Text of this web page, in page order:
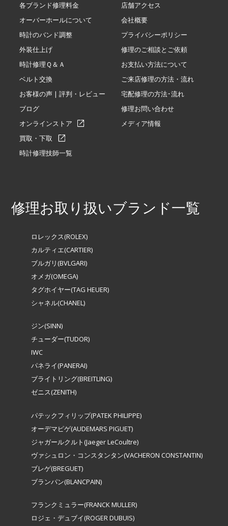
各ブランド修理料金
オーバーホールについて
時計のバンド調整
外装仕上げ
時計修理Ｑ＆Ａ
ベルト交換
お客様の声 | 評判・レビュー
ブログ
オンラインストア
買取・下取
時計修理技師一覧
店舗アクセス
会社概要
プライバシーポリシー
修理のご相談とご依頼
お支払い方法について
ご来店修理の方法・流れ
宅配修理の方法･流れ
修理お問い合わせ
メディア情報
修理お取り扱いブランド一覧
ロレックス(ROLEX)
カルティエ(CARTIER)
ブルガリ(BVLGARI)
オメガ(OMEGA)
タグホイヤー(TAG HEUER)
シャネル(CHANEL)
ジン(SINN)
チューダー(TUDOR)
IWC
パネライ(PANERAI)
ブライトリング(BREITLING)
ゼニス(ZENITH)
パテックフィリップ(PATEK PHILIPPE)
オーデマピゲ(AUDEMARS PIGUET)
ジャガールクルト(Jaeger LeCoultre)
ヴァシュロン・コンスタンタン(VACHERON CONSTANTIN)
ブレゲ(BREGUET)
ブランパン(BLANCPAIN)
フランクミュラー(FRANCK MULLER)
ロジェ・デュブイ(ROGER DUBUIS)